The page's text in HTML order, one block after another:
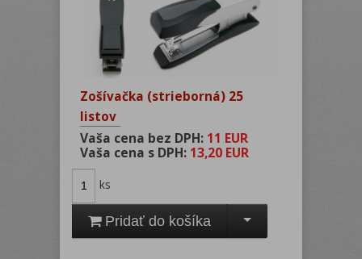
Zošívačka (strieborná) 25
listov
Vaša cena bez DPH: 11 EUR
Vaša cena s DPH: 13,20 EUR
ks
Pridať do košíka